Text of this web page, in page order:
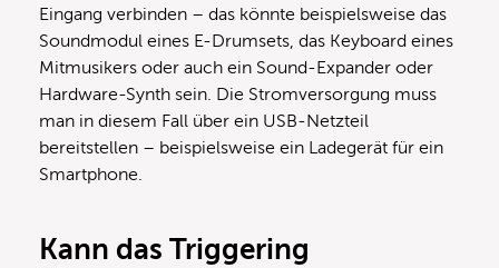
Eingang verbinden – das könnte beispielsweise das
Soundmodul eines E-Drumsets, das Keyboard eines
Mitmusikers oder auch ein Sound-Expander oder
Hardware-Synth sein. Die Stromversorgung muss
man in diesem Fall über ein USB-Netzteil
bereitstellen – beispielsweise ein Ladegerät für ein
Smartphone.
Kann das Triggering